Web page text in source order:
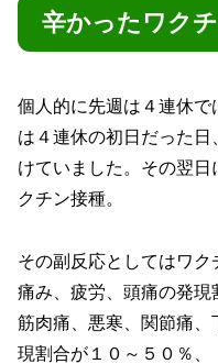
辛かったワク
個人的に先週は４連休
は４連休の初日だった
けていました。その翌
クチン接種。
その副反応としてはワ
痛み、疲労、頭痛の発現
筋肉痛、悪寒、関節痛
現割合が１０～５０％、